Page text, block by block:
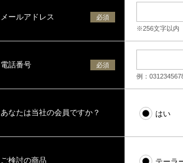
メールアドレス
必須
※256文字以内
電話番号
必須
例：
あなたは当社の会員ですか？ はい
ご検討の商品